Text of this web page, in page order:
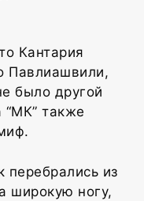
Кантария
Павлиашвили,
было другой
также
перебрались из
широкую ногу,